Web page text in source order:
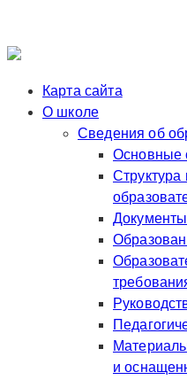
Карта сайта
О школе
Сведения об
Основные
Структура
Документы
и